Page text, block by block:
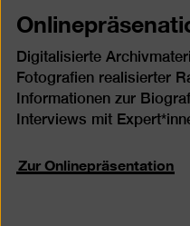
Digitalisierte
Fotografien realisierter
Informationen zur
Interviews mit
Zur Onlinepräsentation